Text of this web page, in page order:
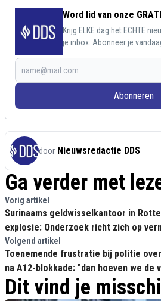
Word lid van onze
Krijg ELKE dag het ECHTE
je inbox. Abonneer je
Abonneren
door Nieuwsredactie DDS
Ga verder met
Vorig artikel
Surinaams geldwisselkantoor in
explosie: Onderzoek richt zich op
geldstromen
Volgend artikel
Toenemende frustratie bij politie
na A12-blokkade: "dan hoeven we
komen draven"
Dit vind je